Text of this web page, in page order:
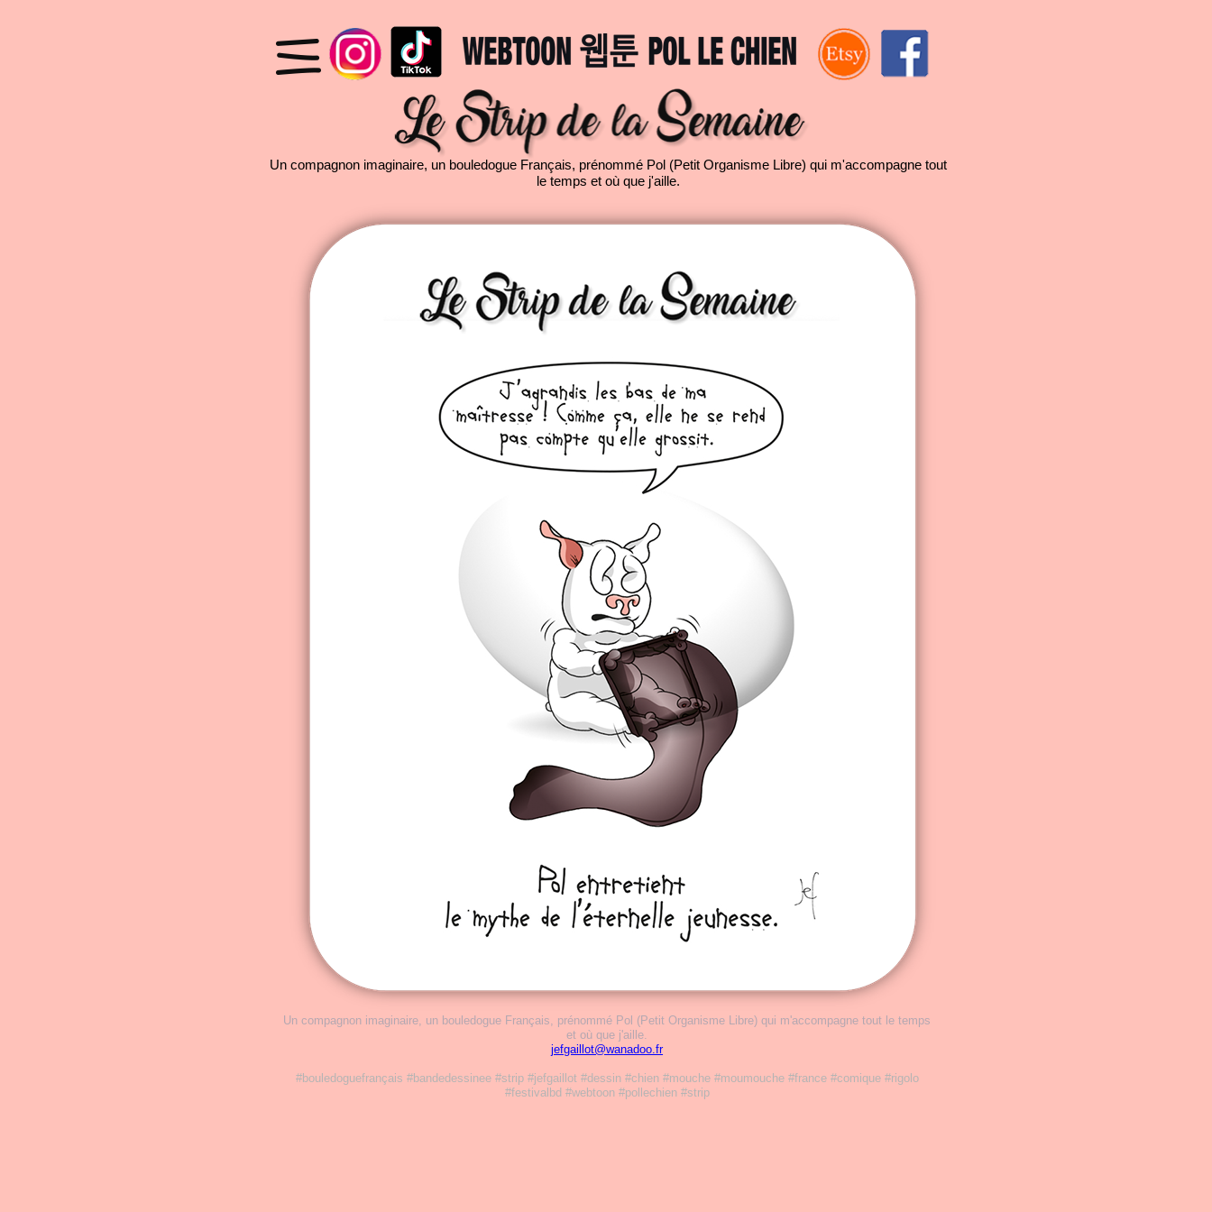
Un compagnon imaginaire, un bouledogue Français, prénommé Pol (Petit Organisme Libre) qui m'accompagne tout
le temps et où que j'aille.
Un compagnon imaginaire, un bouledogue Français, prénommé Pol (Petit Organisme Libre) qui m'accompagne tout le temps
et où que j'aille.
jefgaillot@wanadoo.fr
#bouledoguefrançais #bandedessinee #strip #jefgaillot #dessin #chien #mouche #moumouche #france #comique #rigolo
#festivalbd #webtoon #pollechien #strip